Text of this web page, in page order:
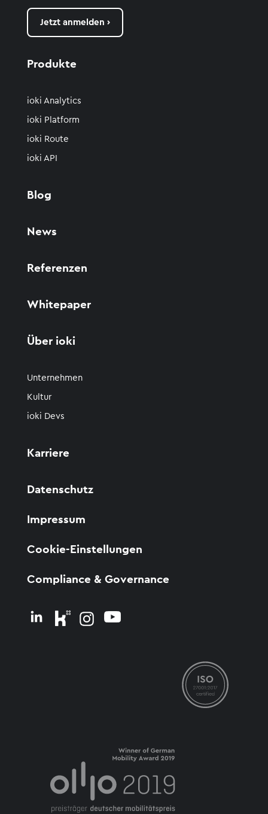
Jetzt anmelden ›
Produkte
ioki Analytics
ioki Platform
ioki Route
ioki API
Blog
News
Referenzen
Whitepaper
Über ioki
Unternehmen
Kultur
ioki Devs
Karriere
Datenschutz
Impressum
Cookie-Einstellungen
Compliance & Governance